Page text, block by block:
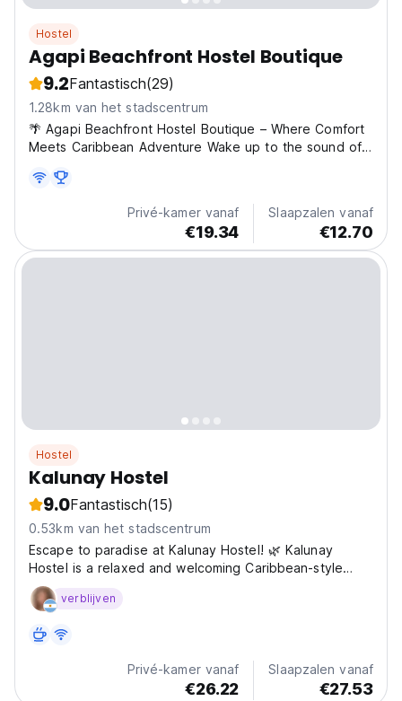
Hostel
Agapi Beachfront Hostel Boutique
9.2Fantastisch(29)
1.28km van het stadscentrum
🌴 Agapi Beachfront Hostel Boutique – Where Comfort
Meets Caribbean Adventure Wake up to the sound of
tropical sanctuary right on the beach in Puerto Viejo,
Costa Rica. Located just 15 minutes’ walk from...
Privé-kamer vanaf
€19.34
Slaapzalen vanaf
€12.70
Hostel
Kalunay Hostel
9.0Fantastisch(15)
0.53km van het stadscentrum
Escape to paradise at Kalunay Hostel! 🌿 Kalunay
Hostel is a relaxed and welcoming Caribbean-style
stay, designed for solo travelers, couples, or friends
looking to enjoy the "pura vida" lifestyle. Surrounded
verblijven
Privé-kamer vanaf
€26.22
Slaapzalen vanaf
€27.53